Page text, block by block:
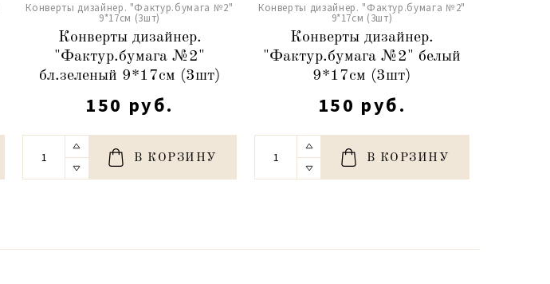
Конверты дизайнер. "Фактур.бумага №2"
9*17см (3шт)
Конверты дизайнер.
"Фактур.бумага №2"
бл.зеленый 9*17см (3шт)
150 руб.
В КОРЗИНУ
Конверты дизайнер. "Фактур.бумага №2"
9*17см (3шт)
Конверты дизайнер.
"Фактур.бумага №2" белый
9*17см (3шт)
150 руб.
В КОРЗИНУ